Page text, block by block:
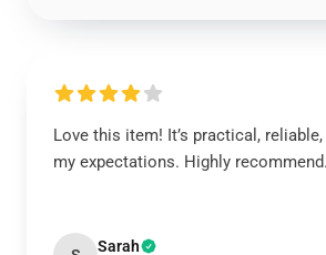
Love this item! It’s practical,
my expectations. Highly recommend.
Sarah